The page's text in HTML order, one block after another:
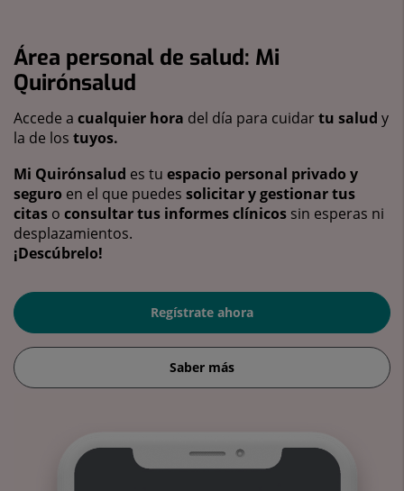
Área personal de salud: Mi
Quirónsalud
Accede a cualquier hora del día para cuidartu salud y
la de los tuyos.
Mi Quirónsalud es tu espacio personal privado y
seguro en el que puedes solicitar y gestionar tus
citas o consultar tus informes clínicos sin esperas ni
desplazamientos.
¡Descúbrelo!
Regístrate ahora
Saber más